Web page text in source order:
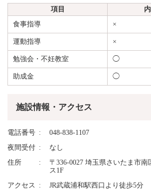
項目
食事指導
×
運動指導 ×
勉強会・不妊教室 ◯
助成金 ◯
施設情報・アクセス
電話番号
048-838-1107
夜間受付
なし
住所
〒336-0027 埼玉県さいたま市南
ス1F
アクセス
JR武蔵浦和駅西口より徒歩5分